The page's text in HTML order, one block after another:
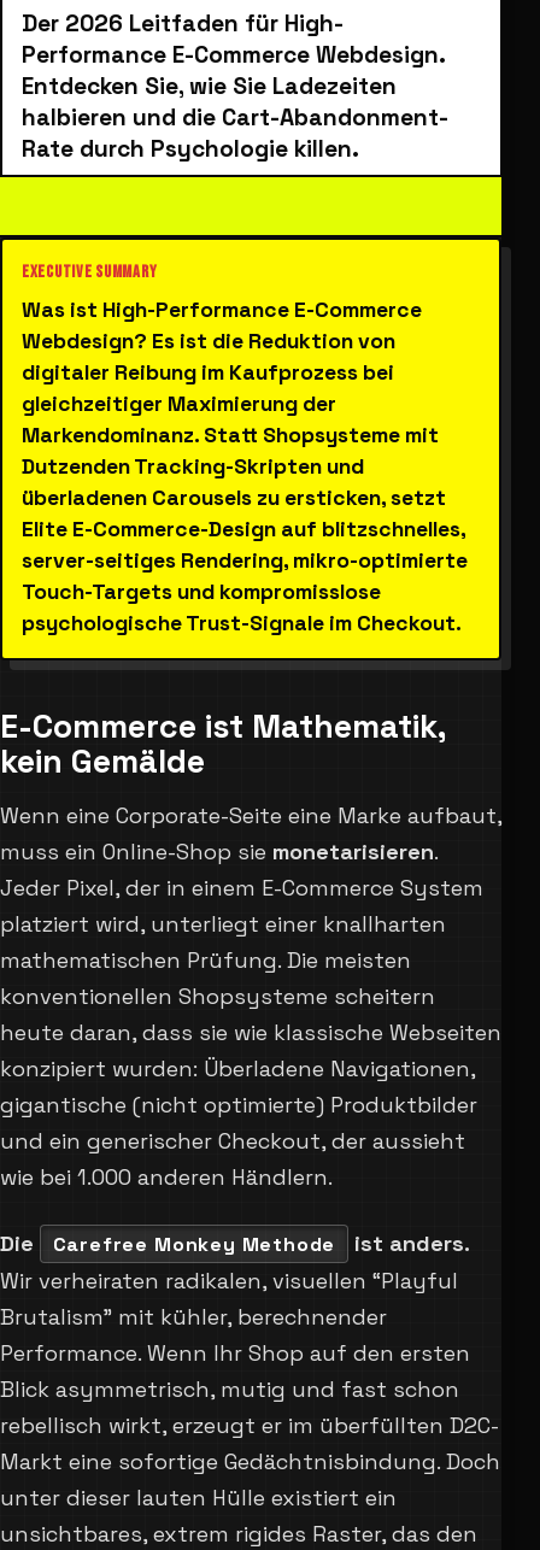
Der 2026 Leitfaden für High-
Performance E-Commerce Webdesign.
Entdecken Sie, wie Sie Ladezeiten
halbieren und die Cart-Abandonment-
Rate durch Psychologie killen.
Was ist High-Performance E-Commerce
Webdesign? Es ist die Reduktion von
digitaler Reibung im Kaufprozess bei
gleichzeitiger Maximierung der
Markendominanz. Statt Shopsysteme mit
Dutzenden Tracking-Skripten und
überladenen Carousels zu ersticken, setzt
Elite E-Commerce-Design auf blitzschnelles,
server-seitiges Rendering, mikro-optimierte
Touch-Targets und kompromisslose
psychologische Trust-Signale im Checkout.
E-Commerce ist Mathematik,
kein Gemälde
Wenn eine Corporate-Seite eine Marke aufbaut,
muss ein Online-Shop sie monetarisieren.
Jeder Pixel, der in einem E-Commerce System
platziert wird, unterliegt einer knallharten
mathematischen Prüfung. Die meisten
konventionellen Shopsysteme scheitern
heute daran, dass sie wie klassische Webseiten
konzipiert wurden: Überladene Navigationen,
gigantische (nicht optimierte) Produktbilder
und ein generischer Checkout, der aussieht
wie bei 1.000 anderen Händlern.
Die Carefree Monkey Methode
ist anders.
Wir verheiraten radikalen, visuellen “Playful
Brutalism” mit kühler, berechnender
Performance. Wenn Ihr Shop auf den ersten
Blick asymmetrisch, mutig und fast schon
rebellisch wirkt, erzeugt er im überfüllten D2C-
Markt eine sofortige Gedächtnisbindung. Doch
unter dieser lauten Hülle existiert ein
unsichtbares, extrem rigides Raster, das den